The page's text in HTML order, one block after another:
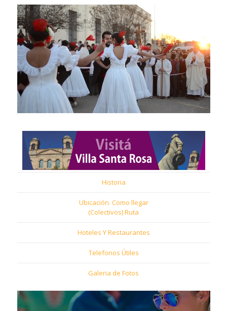
Historia
Ubicación. Como llegar
(Colectivos) Ruta
Hoteles Y Restaurantes
Telefonos Útiles
Galeria de Fotos